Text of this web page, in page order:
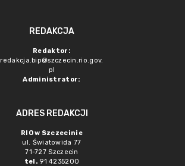
REDAKCJA
Redaktor:
redakcja.bip@szczecin.rio.gov.
pl
Administrator:
ADRES REDAKCJI
RIO w Szczecinie
ul. Światowida 77
71-727 Szczecin
tel. 91 4235200